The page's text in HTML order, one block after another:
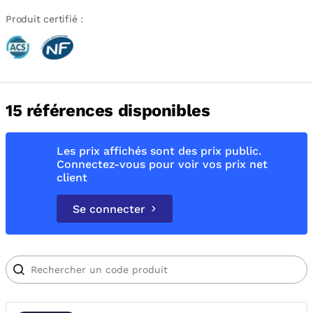
Produit certifié :
15 références disponibles
Les prix affichés sont des prix public.
Connectez-vous pour voir vos prix net
client
Se connecter